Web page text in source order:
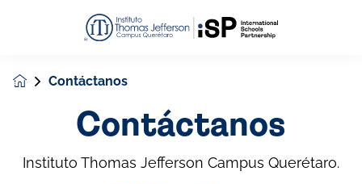
Contáctanos
Contáctanos
Instituto Thomas Jefferson Campus Querétaro.